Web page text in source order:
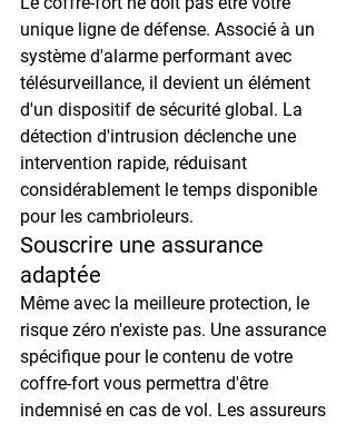
unique ligne de défense. Associé à un
système d'alarme performant avec
télésurveillance, il devient un élément
d'un dispositif de sécurité global. La
détection d'intrusion déclenche une
intervention rapide, réduisant
considérablement le temps disponible
pour les cambrioleurs.
Souscrire une assurance
adaptée
Même avec la meilleure protection, le
risque zéro n'existe pas. Une assurance
spécifique pour le contenu de votre
coffre-fort vous permettra d'être
indemnisé en cas de vol. Les assureurs